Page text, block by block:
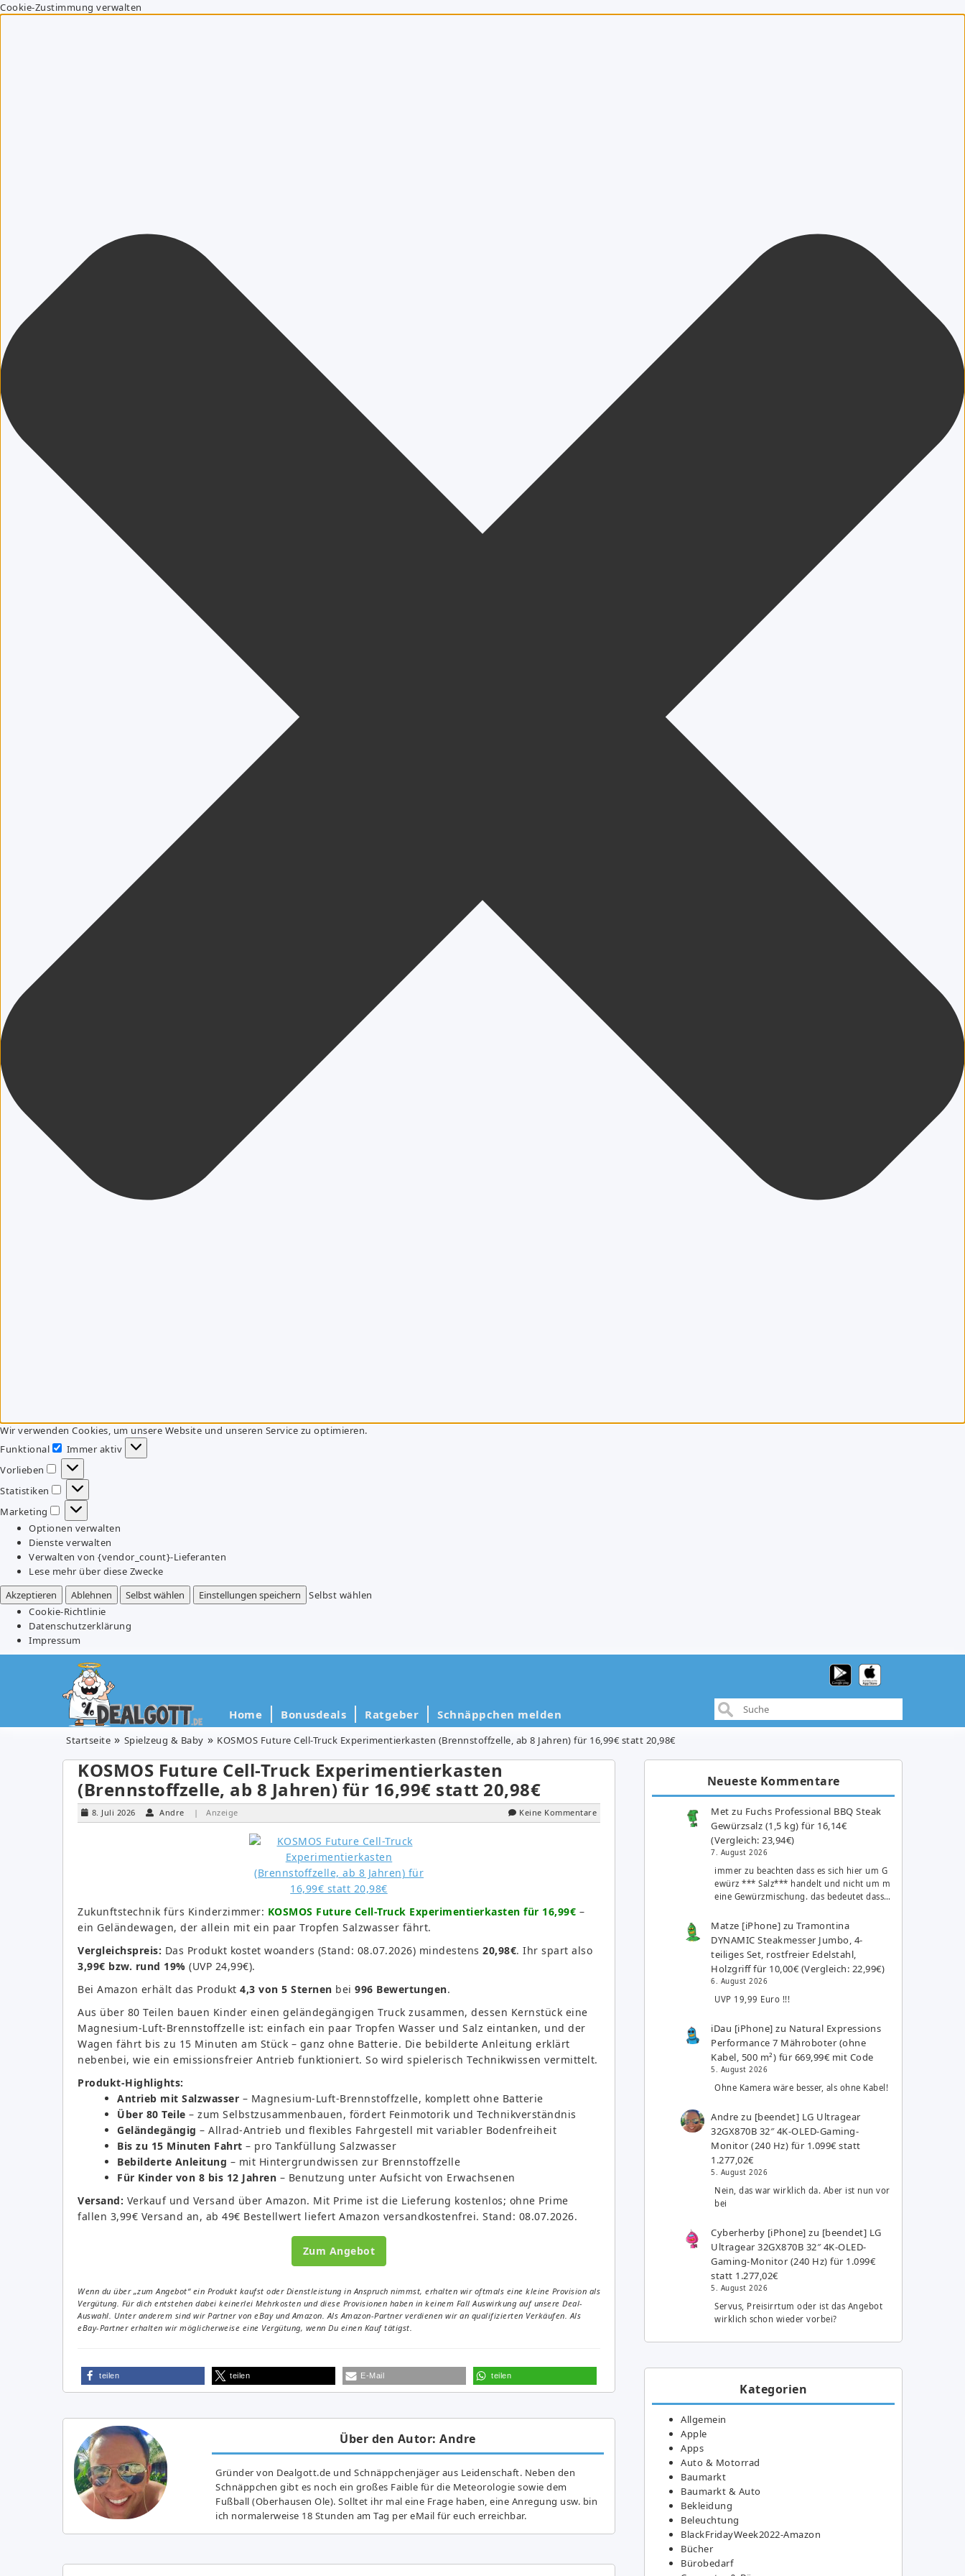
Cookie-Zustimmung verwalten
Wir verwenden Cookies, um unsere Website und unseren Service zu optimieren.
Funktional
Funktional
Immer aktiv
Vorlieben
Vorlieben
Statistiken
Statistiken
Marketing
Marketing
Optionen verwalten
Dienste verwalten
Verwalten von {vendor_count}-Lieferanten
Lese mehr über diese Zwecke
Akzeptieren
Ablehnen Selbst wählen Einstellungen speichern
Selbst wählen
Cookie-Richtlinie
Datenschutzerklärung
Impressum
Home Bonusdeals Ratgeber Schnäppchen melden
Startseite Spielzeug & Baby KOSMOS Future Cell-Truck Experimentierkasten (Brennstoffzelle, ab 8 Jahren) für 16,99€ statt 20,98€
KOSMOS Future Cell-Truck Experimentierkasten
(Brennstoffzelle, ab 8 Jahren) für 16,99€ statt 20,98€
8. Juli 2026 Andre | Anzeige Keine Kommentare
Zukunftstechnik fürs Kinderzimmer: KOSMOS Future Cell-Truck Experimentierkasten für 16,99€ –
ein Geländewagen, der allein mit ein paar Tropfen Salzwasser fährt.
Vergleichspreis: Das Produkt kostet woanders (Stand: 08.07.2026) mindestens 20,98€. Ihr spart also
3,99€ bzw. rund 19% (UVP 24,99€).
Bei Amazon erhält das Produkt 4,3 von 5 Sternen bei 996 Bewertungen.
Aus über 80 Teilen bauen Kinder einen geländegängigen Truck zusammen, dessen Kernstück eine
Magnesium-Luft-Brennstoffzelle ist: einfach ein paar Tropfen Wasser und Salz eintanken, und der
Wagen fährt bis zu 15 Minuten am Stück – ganz ohne Batterie. Die bebilderte Anleitung erklärt
nebenbei, wie ein emissionsfreier Antrieb funktioniert. So wird spielerisch Technikwissen vermittelt.
Produkt-Highlights:
Antrieb mit Salzwasser – Magnesium-Luft-Brennstoffzelle, komplett ohne Batterie
Über 80 Teile – zum Selbstzusammenbauen, fördert Feinmotorik und Technikverständnis
Geländegängig – Allrad-Antrieb und flexibles Fahrgestell mit variabler Bodenfreiheit
Bis zu 15 Minuten Fahrt – pro Tankfüllung Salzwasser
Bebilderte Anleitung – mit Hintergrundwissen zur Brennstoffzelle
Für Kinder von 8 bis 12 Jahren – Benutzung unter Aufsicht von Erwachsenen
Versand: Verkauf und Versand über Amazon. Mit Prime ist die Lieferung kostenlos; ohne Prime
fallen 3,99€ Versand an, ab 49€ Bestellwert liefert Amazon versandkostenfrei. Stand: 08.07.2026.
Zum Angebot
Wenn du über „zum Angebot“ ein Produkt kaufst oder Dienstleistung in Anspruch nimmst, erhalten wir oftmals eine kleine Provision als
Vergütung. Für dich entstehen dabei keinerlei Mehrkosten und diese Provisionen haben in keinem Fall Auswirkung auf unsere Deal-
Auswahl. Unter anderem sind wir Partner von eBay und Amazon. Als Amazon-Partner verdienen wir an qualifizierten Verkäufen. Als
eBay-Partner erhalten wir möglicherweise eine Vergütung, wenn Du einen Kauf tätigst.
teilen teilen E-Mail teilen
Über den Autor: Andre
Gründer von Dealgott.de und Schnäppchenjäger aus Leidenschaft. Neben den
Schnäppchen gibt es noch ein großes Fai­ble für die Meteorologie sowie dem
Fußball (Oberhausen Ole). Solltet ihr mal eine Frage haben, eine Anregung usw. bin
ich normalerweise 18 Stunden am Tag per eMail für euch erreichbar.
Neueste Kommentare
Met zu Fuchs Professional BBQ Steak
Gewürzsalz (1,5 kg) für 16,14€
(Vergleich: 23,94€)
7. August 2026
immer zu beachten dass es sich hier um G
ewürz *** Salz*** handelt und nicht um m
eine Gewürzmischung. das bedeutet dass…
Matze [iPhone] zuTramontina
DYNAMIC Steakmesser Jumbo, 4-
teiliges Set, rostfreier Edelstahl,
Holzgriff für 10,00€ (Vergleich: 22,99€)
6. August 2026
UVP 19,99 Euro !!!
iDau [iPhone] zu Natural Expressions
Performance 7 Mähroboter (ohne
Kabel, 500 m²) für 669,99€ mit Code
5. August 2026
Ohne Kamera wäre besser, als ohne Kabel!
Andre zu [beendet] LG Ultragear
32GX870B 32″ 4K-OLED-Gaming-
Monitor (240 Hz) für 1.099€ statt
1.277,02€
5. August 2026
Nein, das war wirklich da. Aber ist nun vor
bei
Cyberherby [iPhone] zu [beendet] LG
Ultragear 32GX870B 32″ 4K-OLED-
Gaming-Monitor (240 Hz) für 1.099€
statt 1.277,02€
5. August 2026
Servus, Preisirrtum oder ist das Angebot
wirklich schon wieder vorbei?
Kategorien
Allgemein
Apple
Apps
Auto & Motorrad
Baumarkt
Baumarkt & Auto
Bekleidung
Beleuchtung
BlackFridayWeek2022-Amazon
Bücher
Bürobedarf